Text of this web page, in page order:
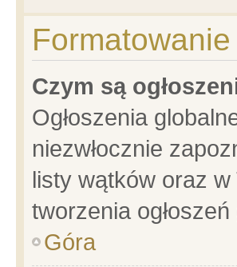
Czym są
Ogłoszenia
niezwłocznie
listy wątków oraz
tworzenia
Góra